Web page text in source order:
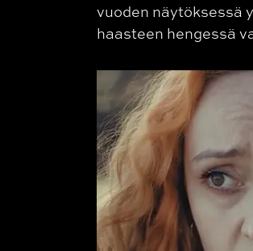
vuoden näytöksessä
haasteen hengessä